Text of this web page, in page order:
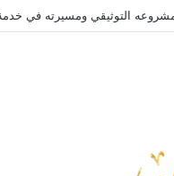
التوثيقي ومسيرته في